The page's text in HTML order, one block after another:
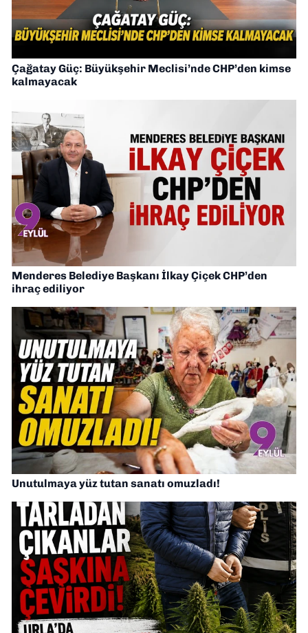
Çağatay Güç: Büyükşehir Meclisi’nde CHP’den kimse
kalmayacak
Menderes Belediye Başkanı İlkay Çiçek CHP’den
ihraç ediliyor
Unutulmaya yüz tutan sanatı omuzladı!